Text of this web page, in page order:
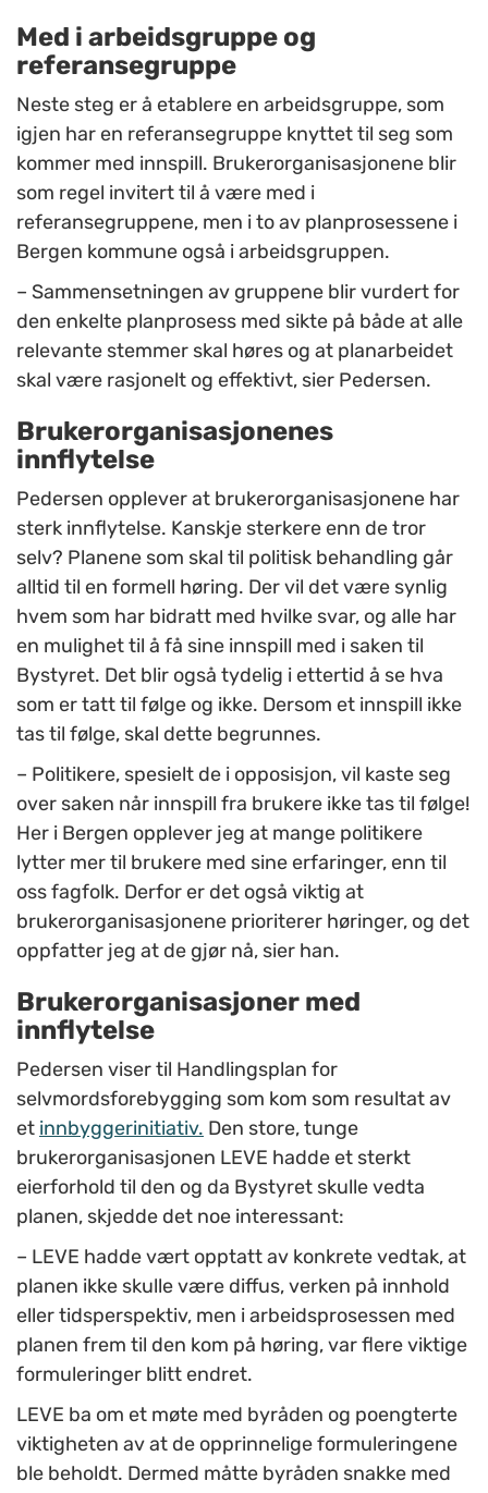
Med i arbeidsgruppe og
referansegruppe
Neste steg er å etablere en arbeidsgruppe, som
igjen har en referansegruppe knyttet til seg som
kommer med innspill. Brukerorganisasjonene blir
som regel invitert til å være med i
referansegruppene, men i to av planprosessene i
Bergen kommune også i arbeidsgruppen.
– Sammensetningen av gruppene blir vurdert for
den enkelte planprosess med sikte på både at alle
relevante stemmer skal høres og at planarbeidet
skal være rasjonelt og effektivt, sier Pedersen.
Brukerorganisasjonenes
innflytelse
Pedersen opplever at brukerorganisasjonene har
sterk innflytelse. Kanskje sterkere enn de tror
selv? Planene som skal til politisk behandling går
alltid til en formell høring. Der vil det være synlig
hvem som har bidratt med hvilke svar, og alle har
en mulighet til å få sine innspill med i saken til
Bystyret. Det blir også tydelig i ettertid å se hva
som er tatt til følge og ikke. Dersom et innspill ikke
tas til følge, skal dette begrunnes.
– Politikere, spesielt de i opposisjon, vil kaste seg
over saken når innspill fra brukere ikke tas til følge!
Her i Bergen opplever jeg at mange politikere
lytter mer til brukere med sine erfaringer, enn til
oss fagfolk. Derfor er det også viktig at
brukerorganisasjonene prioriterer høringer, og det
oppfatter jeg at de gjør nå, sier han.
Brukerorganisasjoner med
innflytelse
Pedersen viser til Handlingsplan for
selvmordsforebygging som kom som resultat av
et innbyggerinitiativ. Den store, tunge
brukerorganisasjonen LEVE hadde et sterkt
eierforhold til den og da Bystyret skulle vedta
planen, skjedde det noe interessant:
– LEVE hadde vært opptatt av konkrete vedtak, at
planen ikke skulle være diffus, verken på innhold
eller tidsperspektiv, men i arbeidsprosessen med
planen frem til den kom på høring, var flere viktige
formuleringer blitt endret.
LEVE ba om et møte med byråden og poengterte
viktigheten av at de opprinnelige formuleringene
ble beholdt. Dermed måtte byråden snakke med